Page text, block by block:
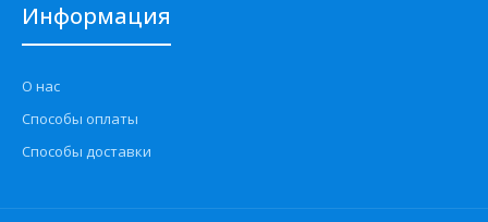
Информация
О нас
Способы оплаты
Способы доставки